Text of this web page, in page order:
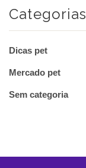
Categorias
Dicas pet
Mercado pet
Sem categoria